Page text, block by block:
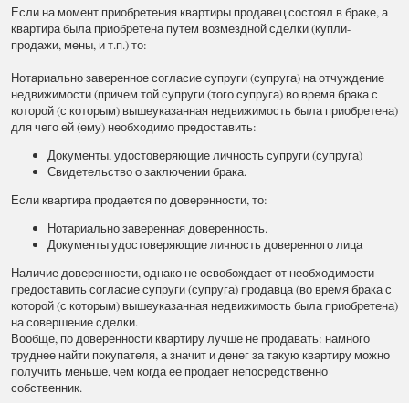
Если на момент приобретения квартиры продавец состоял в браке, а
квартира была приобретена путем возмездной сделки (купли-
продажи, мены, и т.п.) то:
Нотариально заверенное согласие супруги (супруга) на отчуждение
недвижимости (причем той супруги (того супруга) во время брака с
которой (с которым) вышеуказанная недвижимость была приобретена)
для чего ей (ему) необходимо предоставить:
Документы, удостоверяющие личность супруги (супруга)
Свидетельство о заключении брака.
Если квартира продается по доверенности, то:
Нотариально заверенная доверенность.
Документы удостоверяющие личность доверенного лица
Наличие доверенности, однако не освобождает от необходимости
предоставить согласие супруги (супруга) продавца (во время брака с
которой (с которым) вышеуказанная недвижимость была приобретена)
на совершение сделки.
Вообще, по доверенности квартиру лучше не продавать: намного
труднее найти покупателя, а значит и денег за такую квартиру можно
получить меньше, чем когда ее продает непосредственно
собственник.